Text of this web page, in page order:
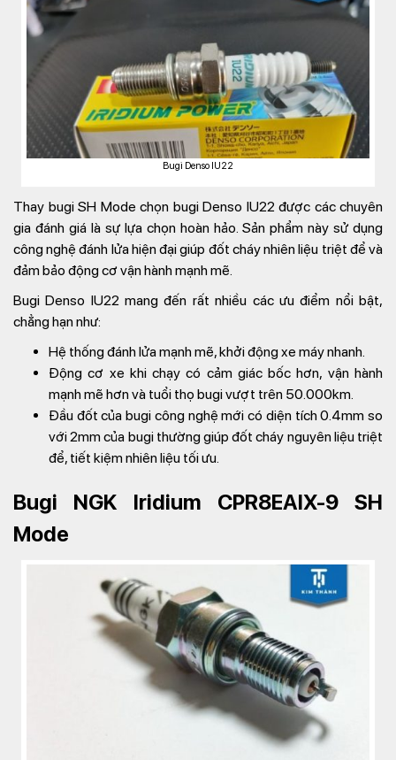
Bugi Denso IU22
Thay bugi SH Mode chọn bugi Denso IU22 được các chuyên
gia đánh giá là sự lựa chọn hoàn hảo. Sản phẩm này sử dụng
công nghệ đánh lửa hiện đại giúp đốt cháy nhiên liệu triệt để và
đảm bảo động cơ vận hành mạnh mẽ.
Bugi Denso IU22 mang đến rất nhiều các ưu điểm nổi bật,
chẳng hạn như:
Hệ thống đánh lửa mạnh mẽ, khởi động xe máy nhanh.
Động cơ xe khi chạy có cảm giác bốc hơn, vận hành
mạnh mẽ hơn và tuổi thọ bugi vượt trên 50.000km.
Đầu đốt của bugi công nghệ mới có diện tích 0.4mm so
với 2mm của bugi thường giúp đốt cháy nguyên liệu triệt
để, tiết kiệm nhiên liệu tối ưu.
Bugi NGK Iridium CPR8EAIX-9 SH
Mode